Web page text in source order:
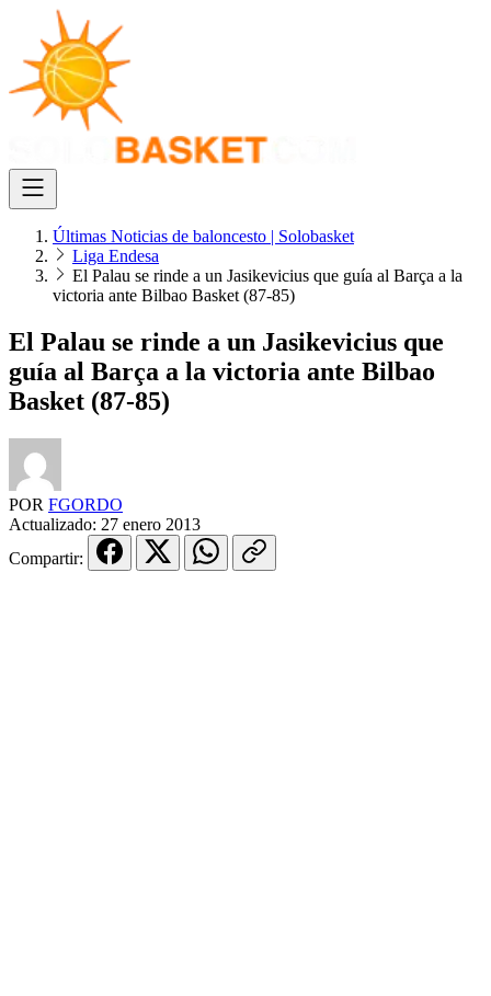
Últimas Noticias de baloncesto | Solobasket
Liga Endesa
El Palau se rinde a un Jasikevicius que guía al Barça a la
victoria ante Bilbao Basket (87-85)
El Palau se rinde a un Jasikevicius que
guía al Barça a la victoria ante Bilbao
Basket (87-85)
POR FGORDO
Actualizado: 27 enero 2013
Compartir: